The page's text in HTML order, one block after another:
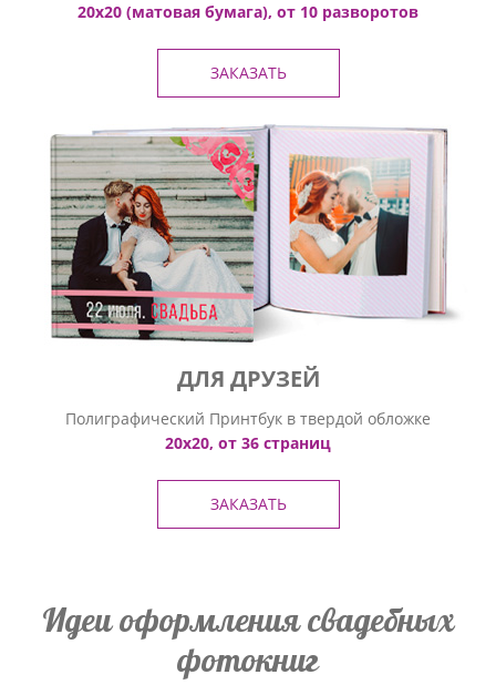
20х20 (матовая бумага), от 10 разворотов
ЗАКАЗАТЬ
ДЛЯ ДРУЗЕЙ
Полиграфический Принтбук в твердой обложке
20х20, от 36 страниц
ЗАКАЗАТЬ
Идеи оформления свадебных
фотокниг